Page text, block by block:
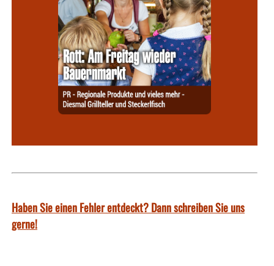
Haben Sie einen Fehler entdeckt? Dann schreiben Sie uns
gerne!